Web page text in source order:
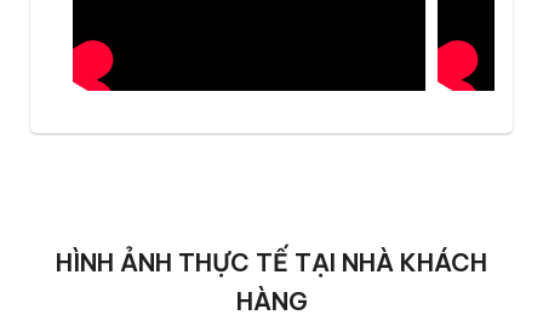
đáo, phù hợp với các không gian phòng ăn
tinh tế.
HÌNH ẢNH THỰC TẾ TẠI NHÀ KHÁCH
HÀNG